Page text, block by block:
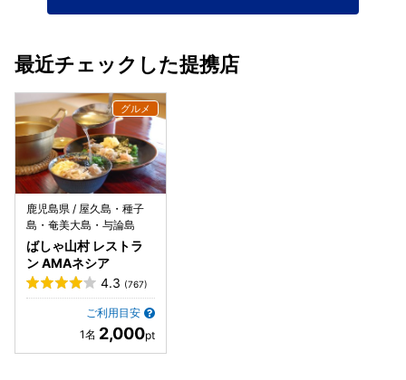
最近チェックした提携店
鹿児島県 / 屋久島・種子
島・奄美大島・与論島
ばしゃ山村 レストラ
ン AMAネシア
4.3 (767)
ご利用目安
2,000